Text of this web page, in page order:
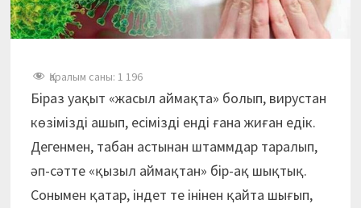
Қаралым саны: 1 196
Біраз уақыт «жасыл аймақта» болып, вирустан
көзімізді ашып, есімізді енді ғана жиған едік.
Дегенмен, табан астынан штаммдар таралып,
әп-сәтте «қызыл аймақтан» бір-ақ шықтық.
Сонымен қатар, індет те інінен қайта шығып,